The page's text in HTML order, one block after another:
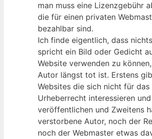
man muss eine Lizenzgebühr
die für einen privaten
bezahlbar sind.
Ich finde eigentlich, dass
spricht ein Bild oder Gedicht
Website verwenden zu
Autor längst tot ist. Erstens
Websites die sich nicht für das
Urheberrecht interessieren
veröffentlichen und Zweitens
verstorbene Autor, noch der
noch der Webmaster etwas